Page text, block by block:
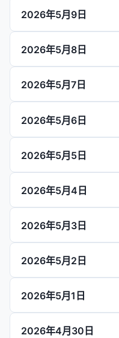
2026年5月9日
2026年5月8日
2026年5月7日
2026年5月6日
2026年5月5日
2026年5月4日
2026年5月3日
2026年5月2日
2026年5月1日
2026年4月30日